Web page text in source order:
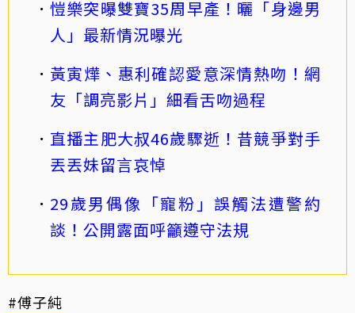
愷樂突曝雙寶35周早產！曬「身邊男
人」最新情況曝光
黃寅燁、惠利確認愛意深情熱吻！網
友「調亮影片」細看舌吻過程
直播主肥大叔46歲驟逝！昔競爭對手
丟丟妹留言哀悼
29歲男偶像「寵粉」誤觸法遭警約
談！公開露面呼籲遵守法規
#傅子純